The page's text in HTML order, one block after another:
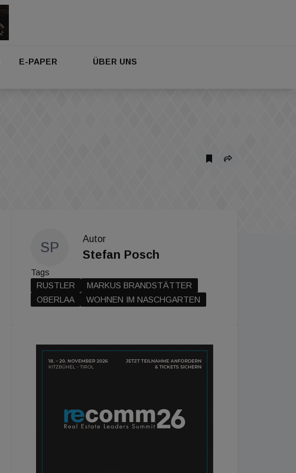
E-PAPER ÜBER UNS
SP
Autor
Stefan Posch
Tags
RUSTLER
MARKUS BRANDSTÄTTER
OBERLAA
WOHNEN IM NASCHGARTEN